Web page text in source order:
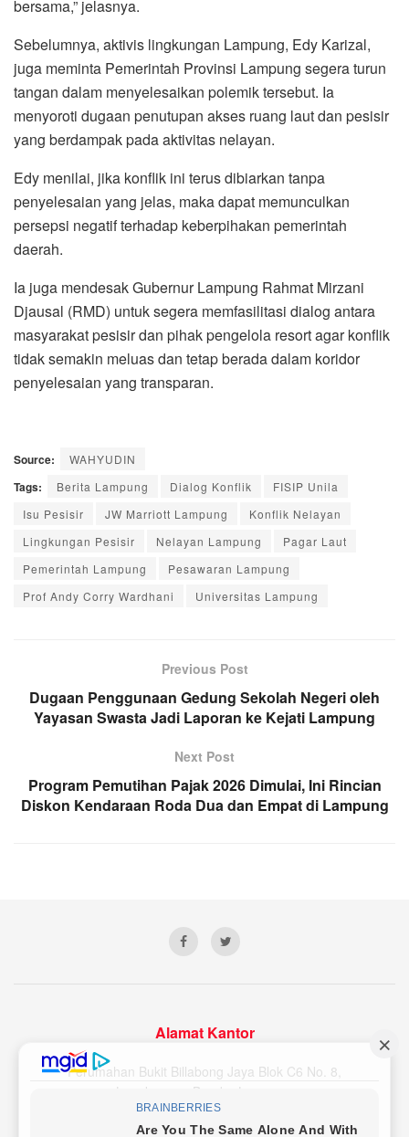
bersama,” jelasnya.
Sebelumnya, aktivis lingkungan Lampung, Edy Karizal,
juga meminta Pemerintah Provinsi Lampung segera turun
tangan dalam menyelesaikan polemik tersebut. Ia
menyoroti dugaan penutupan akses ruang laut dan pesisir
yang berdampak pada aktivitas nelayan.
Edy menilai, jika konflik ini terus dibiarkan tanpa
penyelesaian yang jelas, maka dapat memunculkan
persepsi negatif terhadap keberpihakan pemerintah
daerah.
Ia juga mendesak Gubernur Lampung Rahmat Mirzani
Djausal (RMD) untuk segera memfasilitasi dialog antara
masyarakat pesisir dan pihak pengelola resort agar konflik
tidak semakin meluas dan tetap berada dalam koridor
penyelesaian yang transparan.
Source: WAHYUDIN
Tags: Berita Lampung Dialog Konflik
FISIP Unila
Isu Pesisir
JW Marriott Lampung
Konflik Nelayan
Lingkungan Pesisir
Nelayan Lampung
Pagar Laut
Pemerintah Lampung
Pesawaran Lampung
Prof Andy Corry Wardhani
Universitas Lampung
Previous Post
Dugaan Penggunaan Gedung Sekolah Negeri oleh
Yayasan Swasta Jadi Laporan ke Kejati Lampung
Next Post
Program Pemutihan Pajak 2026 Dimulai, Ini Rincian
Diskon Kendaraan Roda Dua dan Empat di Lampung
Alamat Kantor
Perumahan Bukit Billabong Jaya Blok C6 No. 8,
Langkapura, Bandar Lampung
Email Redaksi : lampunginsider@gmail.com
Nomor WA/HP : 081379896119